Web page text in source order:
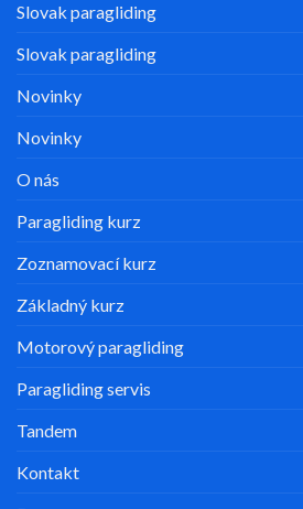
Slovak paragliding
Slovak paragliding
Novinky
Novinky
O nás
Paragliding kurz
Zoznamovací kurz
Základný kurz
Motorový paragliding
Paragliding servis
Tandem
Kontakt